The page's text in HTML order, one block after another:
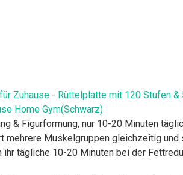
Zuhause - Rüttelplatte mit 120 Stufen
Home Gym(Schwarz)
& Figurformung, nur 10-20 Minuten
mehrere Muskelgruppen gleichzeitig
tägliche 10-20 Minuten bei der